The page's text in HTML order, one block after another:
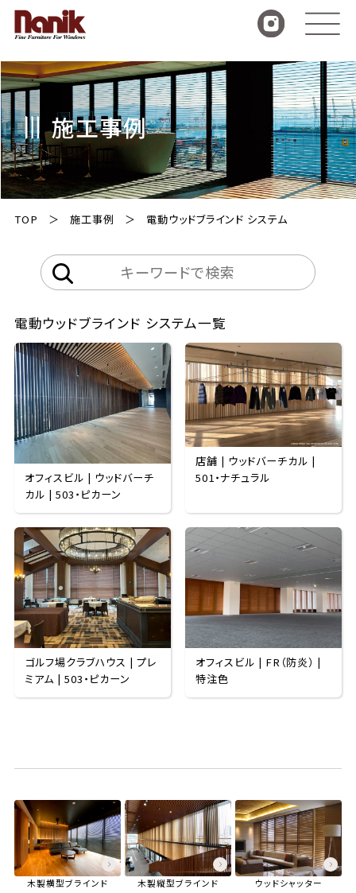
施工事例
TOP 施工事例 電動ウッドブラインド システム
電動ウッドブラインド システム一覧
オフィスビル | ウッドバーチ
カル | 503・ピカーン
店舗 | ウッドバーチカル |
501・ナチュラル
ゴルフ場クラブハウス | プレ
ミアム | 503・ピカーン
オフィスビル | FR（防炎） |
特注色
木製横型ブラインド 木製縦型ブラインド ウッドシャッター